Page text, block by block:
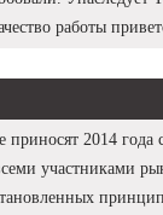
работы
2014 года
участниками